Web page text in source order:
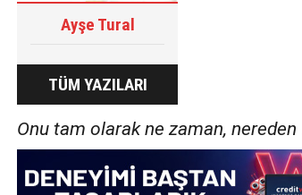
Ayşe Tural
TÜM YAZILARI
Onu tam olarak ne zaman, nereden